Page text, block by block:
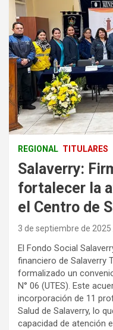
REGIONAL TITULARES
Salaverry:
fortalecer la
el Centro de
3 de septiembre de 2025
El Fondo Social
financiero de Salaverry
formalizado un
N° 06 (UTES). Este
incorporación de 11
Salud de Salaverry, lo
capacidad de atención